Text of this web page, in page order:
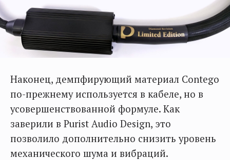
Наконец, демпфирующий материал Contego
по-прежнему используется в кабеле, но в
усовершенствованной формуле. Как
заверили в Purist Audio Design, это
позволило дополнительно снизить уровень
механического шума и вибраций.